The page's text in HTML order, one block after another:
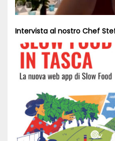
Intervista al nostro Chef